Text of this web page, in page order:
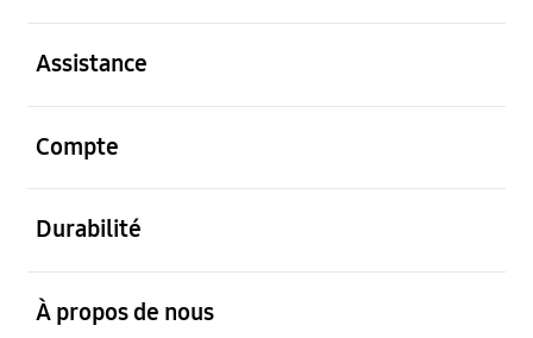
Assistance
Compte
Durabilité
À propos de nous